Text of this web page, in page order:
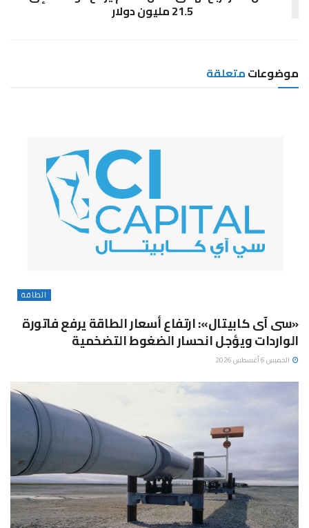
21.5 مليون دولار
موضوعاتمتعلقة
الطاقة
«سى آى كابيتال»: ارتفاع أسعار الطاقة يرفع فاتورة
الواردات ويؤجل انحسار الضغوط التضخمية
الخميس 6 أغسطس 2026